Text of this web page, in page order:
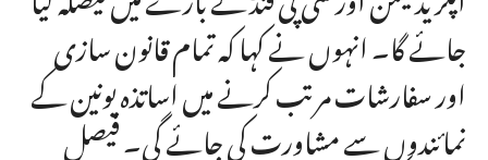
جائے گا۔ انہوں نے کہا کہ تمام قانون سازی
اور سفارشات مرتب کرنے میں اساتذہ یونین کے
نمائندوں سے مشاورت کی جائے گی۔ فیصل